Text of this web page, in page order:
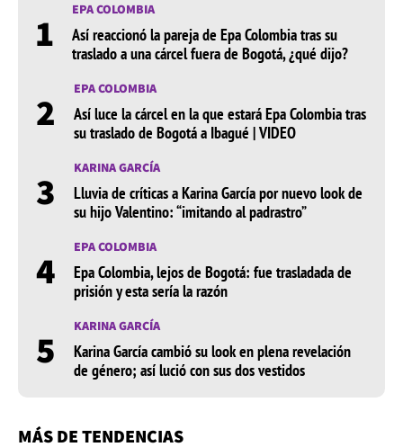
1 EPA COLOMBIA
Así reaccionó la pareja de Epa Colombia tras su
traslado a una cárcel fuera de Bogotá, ¿qué dijo?
2 EPA COLOMBIA
Así luce la cárcel en la que estará Epa Colombia tras
su traslado de Bogotá a Ibagué | VIDEO
3 KARINA GARCÍA
Lluvia de críticas a Karina García por nuevo look de
su hijo Valentino: “imitando al padrastro”
4 EPA COLOMBIA
Epa Colombia, lejos de Bogotá: fue trasladada de
prisión y esta sería la razón
5 KARINA GARCÍA
Karina García cambió su look en plena revelación
de género; así lució con sus dos vestidos
MÁS DE TENDENCIAS